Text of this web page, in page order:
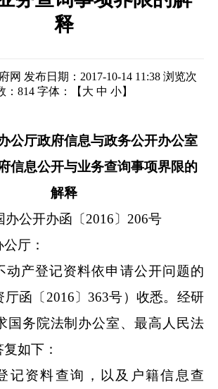
释
网 发布日期：2017-10-14 11:38 浏览次
： 814 字体：【 大 中 小】
公厅政府信息与政务公开办公室
信息公开与业务查询事项界限的
解释
办公开办函〔2016〕206号
厅：
动产登记资料依申请公开问题的
厅函〔2016〕363号）收悉。经研
国务院法制办公室、最高人民法
如下：
记资料查询，以及户籍信息查